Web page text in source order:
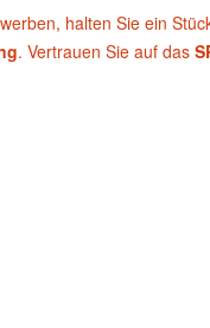
halten Sie ein
. Vertrauen Sie auf das